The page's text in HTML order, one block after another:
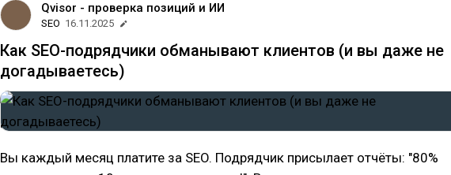
Qvisor - проверка позиций и ИИ
SEO 16.11.2025
Как SEO-подрядчики обманывают клиентов (и вы даже не
догадываетесь)
Вы каждый месяц платите за SEO. Подрядчик присылает отчёты: "80%